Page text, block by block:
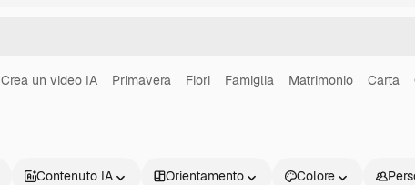
Crea un video IA Primavera Fiori Famiglia Matrimonio Carta
Contenuto IA Orientamento Colore